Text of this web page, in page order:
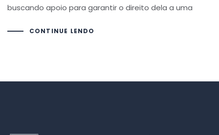
buscando apoio para garantir o direito dela a uma
CONTINUE LENDO